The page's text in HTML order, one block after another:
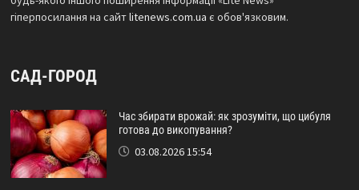
гіперпосилання на сайтlitenews.com.ua є обов'язковим.
САД-ГОРОД
Час збирати врожай: як зрозуміти, що цибуля
готова до викопування?
03.08.2026 15:54